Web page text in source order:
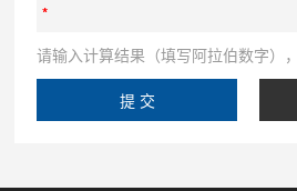
请输入计算结果（填写阿拉伯数字）